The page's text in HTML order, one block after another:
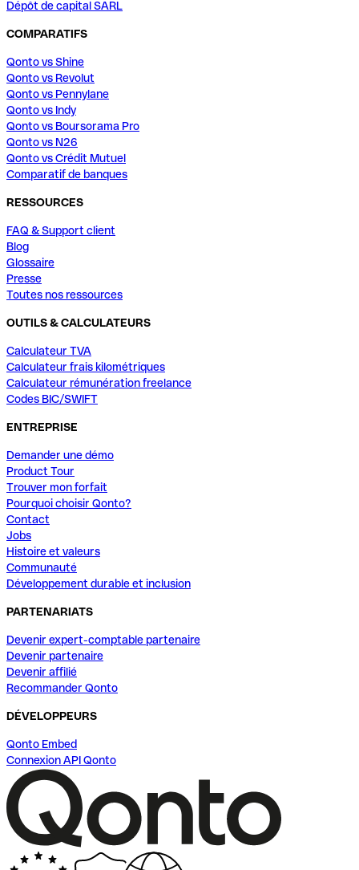
Dépôt de capital SARL
COMPARATIFS
Qonto vs Shine
Qonto vs Revolut
Qonto vs Pennylane
Qonto vs Indy
Qonto vs Boursorama Pro
Qonto vs N26
Qonto vs Crédit Mutuel
Comparatif de banques
RESSOURCES
FAQ & Support client
Blog
Glossaire
Presse
Toutes nos ressources
OUTILS & CALCULATEURS
Calculateur TVA
Calculateur frais kilométriques
Calculateur rémunération freelance
Codes BIC/SWIFT
ENTREPRISE
Demander une démo
Product Tour
Trouver mon forfait
Pourquoi choisir Qonto?
Contact
Jobs
Histoire et valeurs
Communauté
Développement durable et inclusion
PARTENARIATS
Devenir expert-comptable partenaire
Devenir partenaire
Devenir affilié
Recommander Qonto
DÉVELOPPEURS
Qonto Embed
Connexion API Qonto